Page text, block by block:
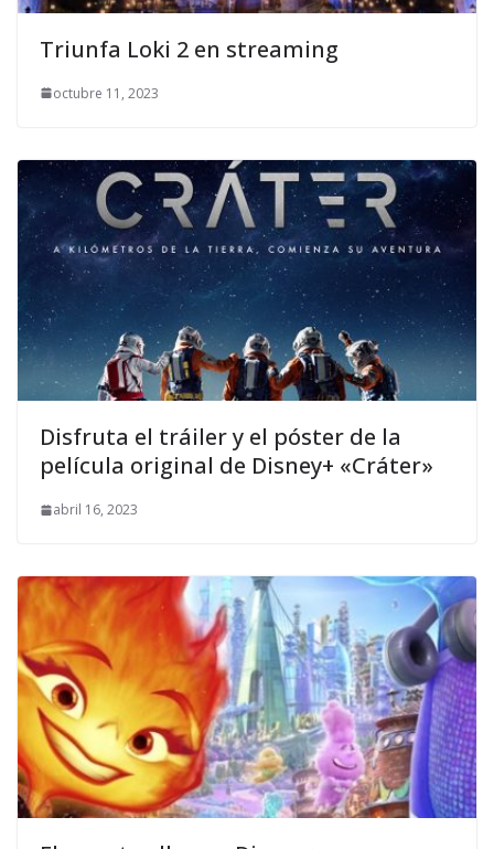
Triunfa Loki 2 en streaming
octubre 11, 2023
Disfruta el tráiler y el póster de la
película original de Disney+ «Cráter»
abril 16, 2023